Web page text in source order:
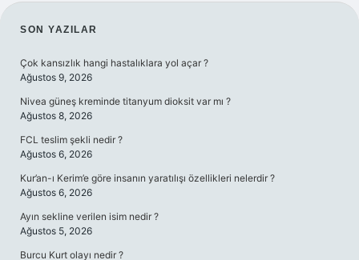
SIDEBAR
SON YAZILAR
Çok kansızlık hangi hastalıklara yol açar ?
Ağustos 9, 2026
Nivea güneş kreminde titanyum dioksit var mı ?
Ağustos 8, 2026
FCL teslim şekli nedir ?
Ağustos 6, 2026
Kur’an-ı Kerim’e göre insanın yaratılışı özellikleri nelerdir ?
Ağustos 6, 2026
Ayın sekline verilen isim nedir ?
Ağustos 5, 2026
Burcu Kurt olayı nedir ?